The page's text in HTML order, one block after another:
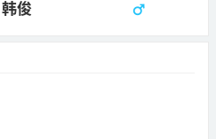
韩俊